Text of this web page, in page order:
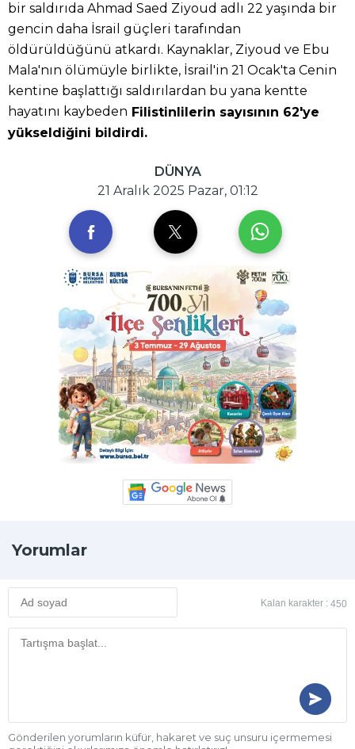
bir saldırıda Ahmad Saed Ziyoud adlı 22 yaşında bir
gencin daha İsrail güçleri tarafından
öldürüldüğünü atkardı. Kaynaklar, Ziyoud ve Ebu
Mala'nın ölümüyle birlikte, İsrail'in 21 Ocak'ta Cenin
kentine başlattığı saldırılardan bu yana kentte
hayatını kaybeden Filistinlilerin sayısının 62'ye
yükseldiğini bildirdi.
DÜNYA
21 Aralık 2025 Pazar, 01:12
Yorumlar
Kalan karakter : 450
Gönderilen yorumların küfür, hakaret ve suç unsuru içermemesi